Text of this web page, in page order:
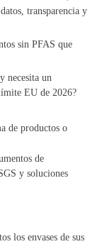
transparencia y
sin PFAS que
necesita un
EU de 2026?
de productos o
de
y soluciones
los envases de sus